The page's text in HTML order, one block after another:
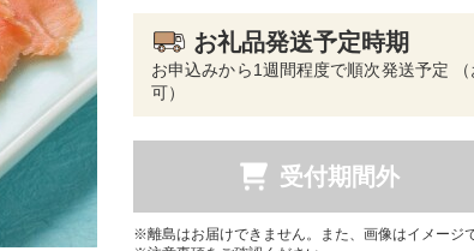
お礼品発送予定時期
お申込みから1週間程度で順次発送予定
可）
受付期間外
※離島はお届けできません。また、画像はイメージ